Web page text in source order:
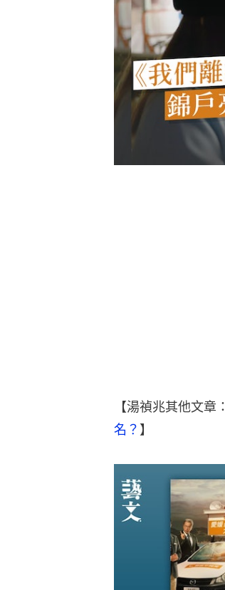
【湯禎兆其他文章：
名？】